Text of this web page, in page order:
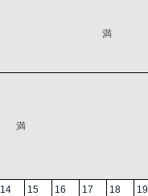
満
満
14 15 16 17 18 19